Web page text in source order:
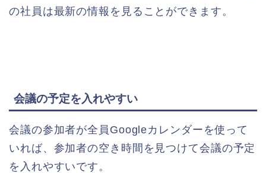
の社員は最新の情報を見ることができます。
会議の予定を入れやすい
会議の参加者が全員Googleカレンダーを使って
いれば、参加者の空き時間を見つけて会議の予定
を入れやすいです。